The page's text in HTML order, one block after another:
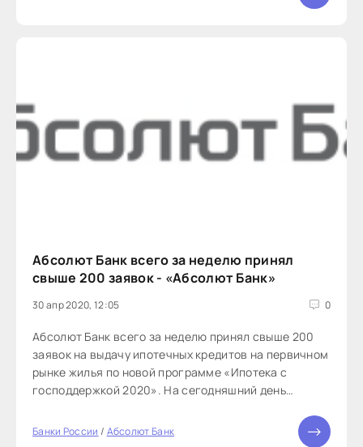
Абсолют Банк всего за неделю принял
свыше 200 заявок - «Абсолют Банк»
30 апр 2020, 12:05 0
Абсолют Банк всего за неделю принял свыше 200
заявок на выдачу ипотечных кредитов на первичном
рынке жилья по новой программе «Ипотека с
господдержкой 2020». На сегодняшний день
Краснодаре, Уфе, Челябинске и Перми.
Банки России / Абсолют Банк